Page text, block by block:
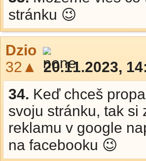
stránku 😉
Dzio
32▲
20.11.2023,
34. Keď chceš
svoju stránku, tak si
reklamu v google
na facebooku 😉